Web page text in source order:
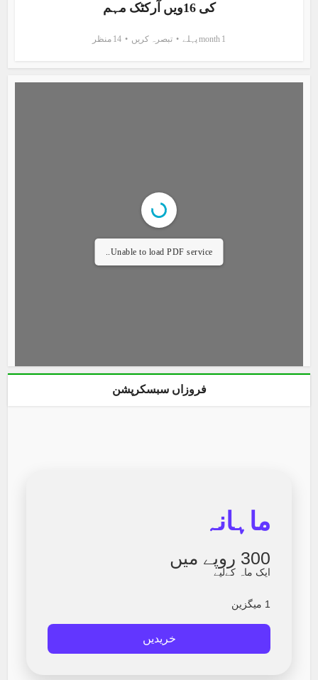
کی 16ویں آرکٹک مہم
1 month پہلے تبصرہ کریں 14 منظر
Unable to load PDF service..
فروزاں سبسکرپشن
ماہانہ
300 روپے میں
ایک ماہ کےلیے
1 میگزین
خریدیں